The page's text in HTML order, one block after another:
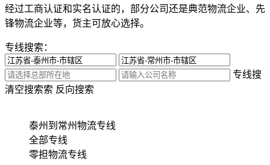
经过工商认证和实名认证的，部分公司还是典范物流企业、先
锋物流企业等，货主可放心选择。
专线搜索：
专线搜
索 反向搜索
清空搜索
泰州到常州物流专线
全部专线
零担物流专线